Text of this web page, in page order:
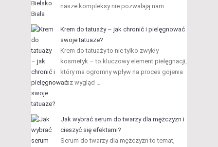
nasze kompleksy nie pozwalają nam …
Krem do tatuaży – jak chronić i pielęgnować
swoje tatuaże?
Krem do tatuaży to nie tylko zwykły
kosmetyk – to kluczowy element pielęgnacji,
który ma ogromny wpływ na proces gojenia
oraz wygląd …
Jak wybrać serum do twarzy dla mężczyzn i
cieszyć się efektami?
Serum do twarzy dla mężczyzn to temat,